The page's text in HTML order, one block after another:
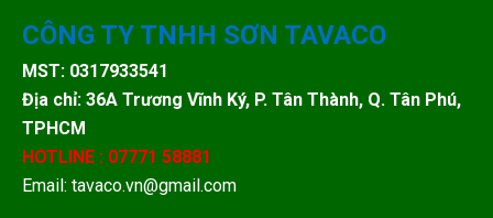
CÔNG TY TNHH SƠN TAVACO
MST: 0317933541
Địa chỉ: 36A Trương Vĩnh Ký, P. Tân Thành, Q. Tân Phú,
TPHCM
HOTLINE : 07771 58881
Email: tavaco.vn@gmail.com